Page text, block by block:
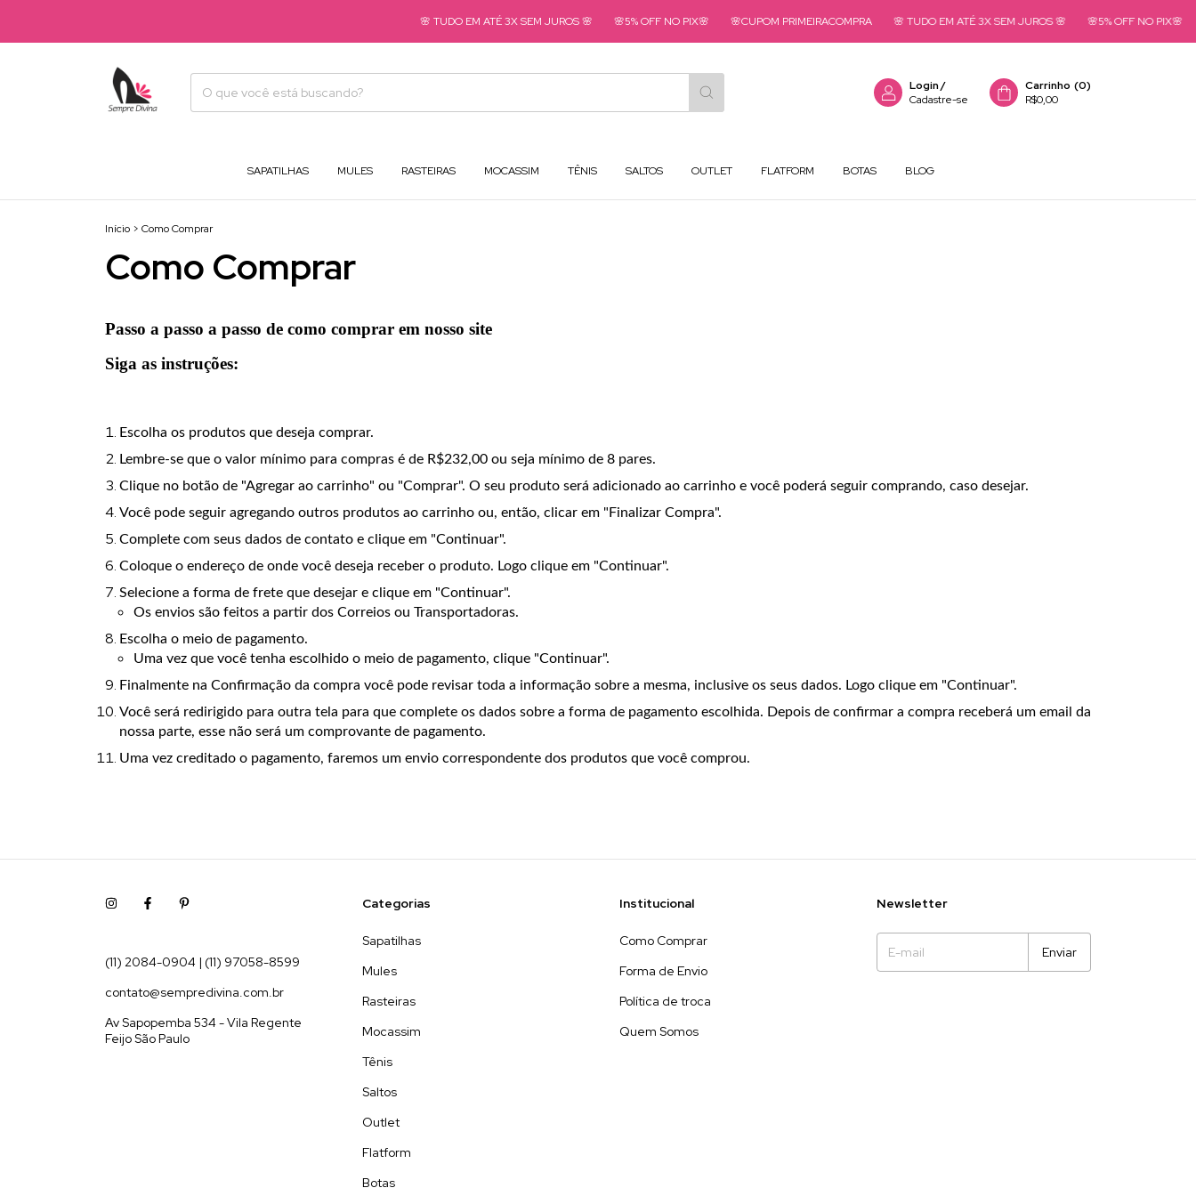
🌸 TUDO EM ATÉ 3X SEM JUROS 🌸 🌸5% OFF NO PIX🌸 🌸CUPOM PRIMEIRACOMPRA 🌸 TUDO EM ATÉ 3X SEM JUROS 🌸 🌸5% OFF NO PIX🌸
Login/
Cadastre-se
Carrinho (0)
R$0,00
SAPATILHAS MULES RASTEIRAS MOCASSIM TÊNIS SALTOS OUTLET FLATFORM BOTAS BLOG
Início > Como Comprar
Como Comprar
Passo a passo a passo de como comprar em nosso site
Siga as instruções:
Escolha os produtos que deseja comprar.
Lembre-se que o valor mínimo para compras é de R$232,00 ou seja mínimo de 8 pares.
Clique no botão de "Agregar ao carrinho" ou "Comprar". O seu produto será adicionado ao carrinho e você poderá seguir comprando, caso desejar.
Você pode seguir agregando outros produtos ao carrinho ou, então, clicar em "Finalizar Compra".
Complete com seus dados de contato e clique em "Continuar".
Coloque o endereço de onde você deseja receber o produto. Logo clique em "Continuar".
Selecione a forma de frete que desejar e clique em "Continuar".
Os envios são feitos a partir dos Correios ou Transportadoras.
Escolha o meio de pagamento.
Uma vez que você tenha escolhido o meio de pagamento, clique "Continuar".
Finalmente na Confirmação da compra você pode revisar toda a informação sobre a mesma, inclusive os seus dados. Logo clique em "Continuar".
Você será redirigido para outra tela para que complete os dados sobre a forma de pagamento escolhida. Depois de confirmar a compra receberá um email da
nossa parte, esse não será um comprovante de pagamento.
Uma vez creditado o pagamento, faremos um envio correspondente dos produtos que você comprou.
(11) 2084-0904 | (11) 97058-8599
contato@sempredivina.com.br
Av Sapopemba 534 - Vila Regente
Feijo São Paulo
Categorias
Sapatilhas
Mules
Rasteiras
Mocassim
Tênis
Saltos
Outlet
Flatform
Botas
Institucional
Como Comprar
Forma de Envio
Política de troca
Quem Somos
Newsletter